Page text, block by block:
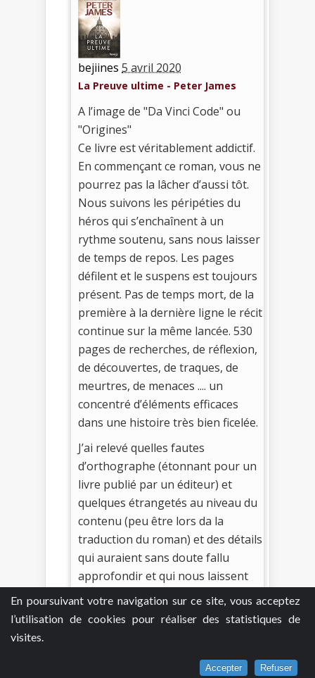
En poursuivant votre navigation sur ce site, vous acceptez
l’utilisation de cookies pour réaliser des statistiques de
visites.
Accepter Refuser
bejiines 5 avril 2020
La Preuve ultime - Peter James
A l’image de "Da Vinci Code" ou
"Origines"
Ce livre est véritablement addictif.
En commençant ce roman, vous ne
pourrez pas la lâcher d’aussi tôt.
Nous suivons les péripéties du
héros qui s’enchaînent à un
rythme soutenu, sans nous laisser
de temps de repos. Les pages
défilent et le suspens est toujours
présent. Pas de temps mort, de la
première à la dernière ligne le récit
continue sur la même lancée. 530
pages de recherches, de réflexion,
de découvertes, de traques, de
meurtres, de menaces .... un
concentré d’éléments efficaces
dans une histoire très bien ficelée.
J’ai relevé quelles fautes
d’orthographe (étonnant pour un
livre publié par un éditeur) et
quelques étrangetés au niveau du
contenu (peu être lors da la
traduction du roman) et des détails
qui auraient sans doute fallu
approfondir et qui nous laissent
un peu dubitatifs.
J’ai dévoré ce roman qui traite d’un
sujet sensible et tabou. N’espérez
questions dans ce roman, mais au